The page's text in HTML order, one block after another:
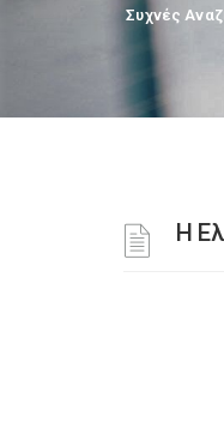
Συχνές
Η